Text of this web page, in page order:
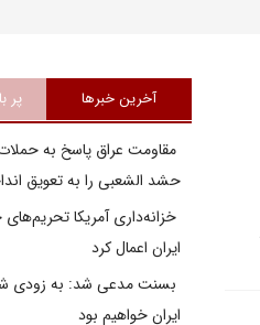
آخرین خبرها پر
مقاومت عراق پاسخ به حملات
حشد الشعبی را به تعویق
خزانه‌داری آمریکا
ایران اعمال کرد
بسنت مدعی شد: به زودی
ایران خواهیم بود